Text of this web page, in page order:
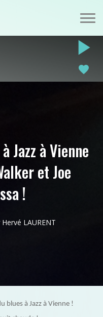
play_arrow
favorite
Jazz à Vienne
et Joe
!
LAURENT
blues à Jazz à Vienne !